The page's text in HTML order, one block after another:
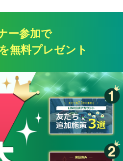
ー参加で
無料プレゼント